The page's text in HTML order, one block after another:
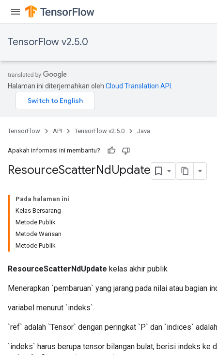
TensorFlow v2.5.0
Halaman ini diterjemahkan oleh Cloud Translation API
TensorFlow API TensorFlow v2.5.0 Java
Apakah informasi ini membantu?
ResourceScatterNdUpdate
Pada halaman ini
Kelas Bersarang
Metode Publik
Metode Warisan
Metode Publik
ResourceScatterNdUpdate kelas akhir publik
Menerapkan `pembaruan` yang jarang pada nilai atau bagian
variabel menurut `indeks`.
`ref` adalah `Tensor` dengan peringkat `P` dan `indices`
`indeks` harus berupa tensor bilangan bulat, berisi indeks ke